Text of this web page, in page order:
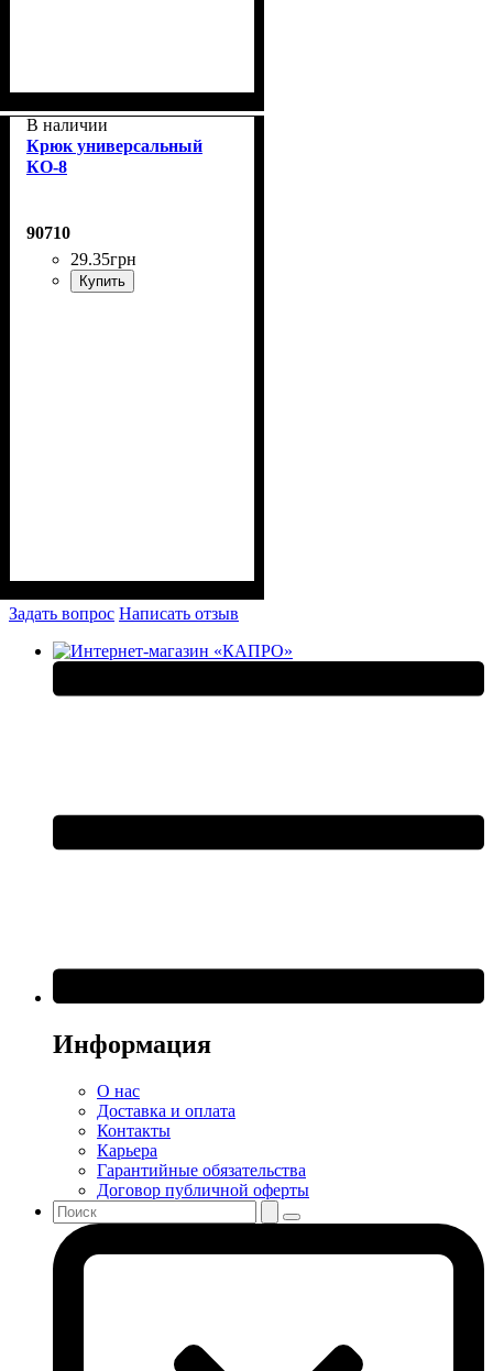
В наличии
Крюк универсальный
КО-8
90710
29.35грн
Купить
Задать вопрос Написать отзыв
Информация
О нас
Доставка и оплата
Контакты
Карьера
Гарантийные обязательства
Договор публичной оферты